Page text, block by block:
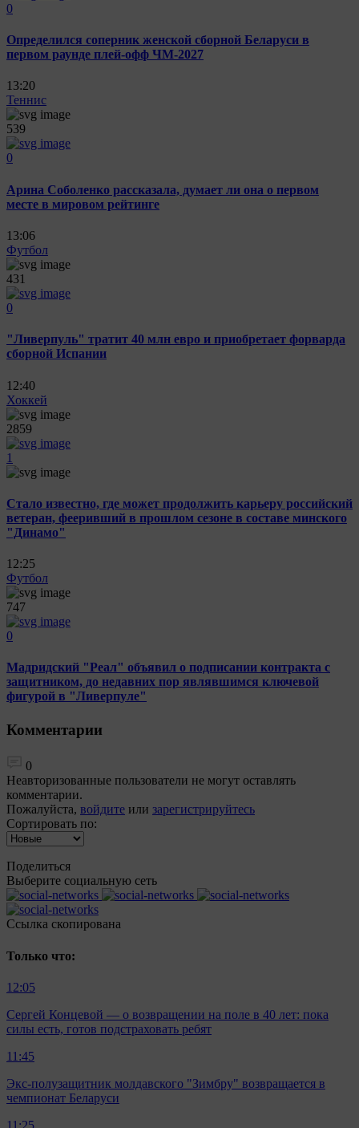
0
Определился соперник женской сборной Беларуси в
первом раунде плей-офф ЧМ-2027
13:20
Теннис
539
0
Арина Соболенко рассказала, думает ли она о первом
месте в мировом рейтинге
13:06
Футбол
431
0
"Ливерпуль" тратит 40 млн евро и приобретает форварда
сборной Испании
12:40
Хоккей
2859
1
Стало известно, где может продолжить карьеру российский
ветеран, фееривший в прошлом сезоне в составе минского
"Динамо"
12:25
Футбол
747
0
Мадридский "Реал" объявил о подписании контракта с
защитником, до недавних пор являвшимся ключевой
фигурой в "Ливерпуле"
Комментарии
0
Неавторизованные пользователи не могут оставлять
комментарии.
Пожалуйста, войдите или зарегистрируйтесь
Сортировать по:
Поделиться
Выберите социальную сеть
Ccылка скопирована
Только что:
12:05
Сергей Концевой — о возвращении на поле в 40 лет: пока
силы есть, готов подстраховать ребят
11:45
Экс-полузащитник молдавского "Зимбру" возвращается в
чемпионат Беларуси
11:25